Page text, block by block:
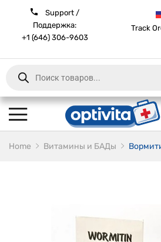
Support /
Поддержка:
+1 (646) 306-9603
Track
Products
search
Home Витамины и БАДы